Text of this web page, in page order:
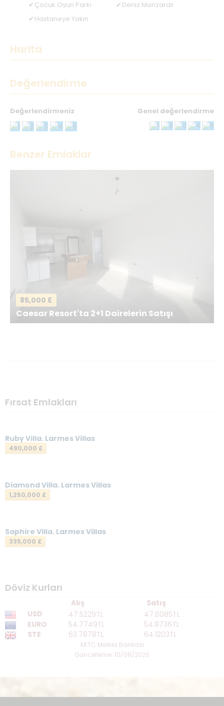
Çocuk Oyun Parkı
Deniz Manzaralı
Hastaneye Yakın
Harita
Değerlendirme
Değerlendirmeniz Genel değerlendirme
Teşekkürler
İsminiz*
Benzer Emlaklar
85,000 £
Caesar Resort'ta 2+1 Dairelerin Satışı
Fırsat Emlakları
Ruby Villa. Larmes Villas
490,000 £
Diamond Villa. Larmes Villas
1,250,000 £
Saphire Villa. Larmes Villas
335,000 £
Döviz Kurları
Alış
Satış
USD
47.5229TL
47.6085TL
EURO
54.7749TL
54.8736TL
STE
63.7878TL 64.1203TL
KKTC Merkez Bankası
Güncelleme: 10/08/2026